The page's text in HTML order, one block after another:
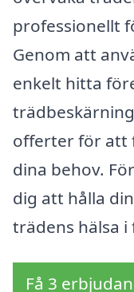
professionellt
Genom att
enkelt hitta
offerter för att
dina behov.
dig att hålla
trädens hälsa i
Få 3